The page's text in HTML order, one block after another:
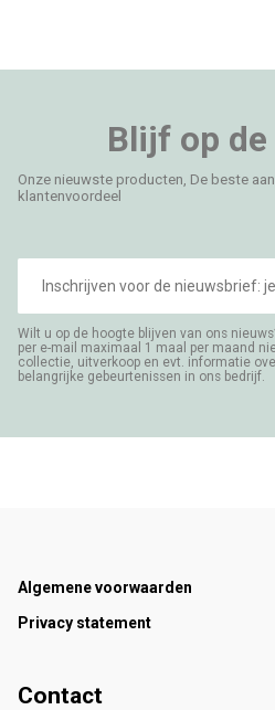
Blijf op
Onze nieuwste producten, De beste
klantenvoordeel
mailadres
Wilt u op de hoogte blijven van ons
per e-mail maximaal 1 maal per maand
collectie, uitverkoop en evt. informatie
belangrijke gebeurtenissen in ons bedrijf.
Footer
Algemene voorwaarden
Privacy statement
Contact